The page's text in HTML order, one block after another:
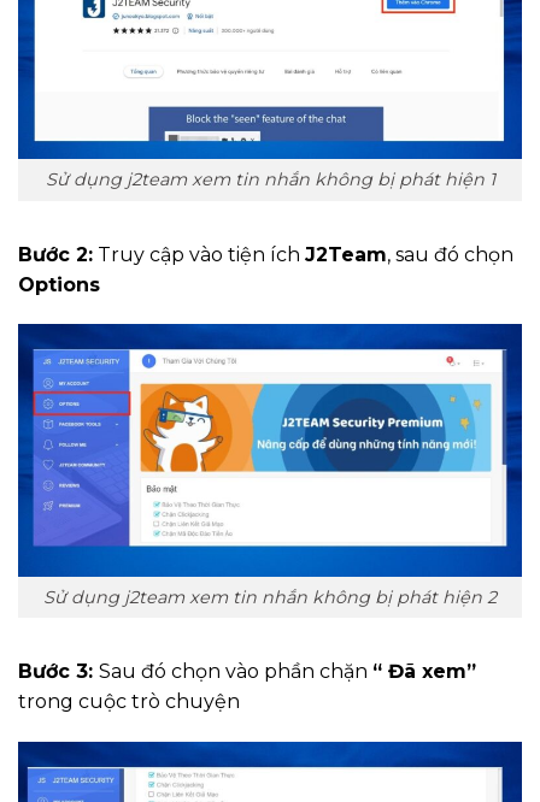
Sử dụng j2team xem tin nhắn không bị phát hiện 1
Bước 2: Truy cập vào tiện ích J2Team, sau đó chọn
Options
Sử dụng j2team xem tin nhắn không bị phát hiện 2
Bước 3: Sau đó chọn vào phần chặn “ Đã xem”
trong cuộc trò chuyện